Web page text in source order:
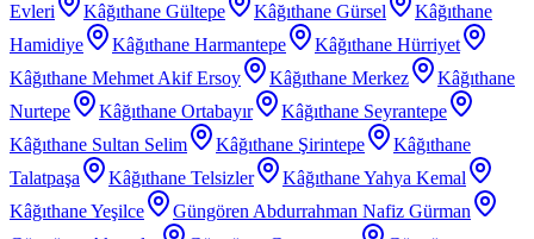
Evleri
Kâğıthane Gültepe Kâğıthane Gürsel
Kâğıthane
Hamidiye
Kâğıthane Harmantepe
Kâğıthane Hürriyet
Kâğıthane Mehmet Akif Ersoy
Kâğıthane Merkez
Kâğıthane
Nurtepe
Kâğıthane Ortabayır
Kâğıthane Seyrantepe
Kâğıthane Sultan Selim
Kâğıthane Şirintepe
Kâğıthane
Talatpaşa
Kâğıthane Telsizler
Kâğıthane Yahya Kemal
Kâğıthane Yeşilce
Güngören Abdurrahman Nafiz Gürman